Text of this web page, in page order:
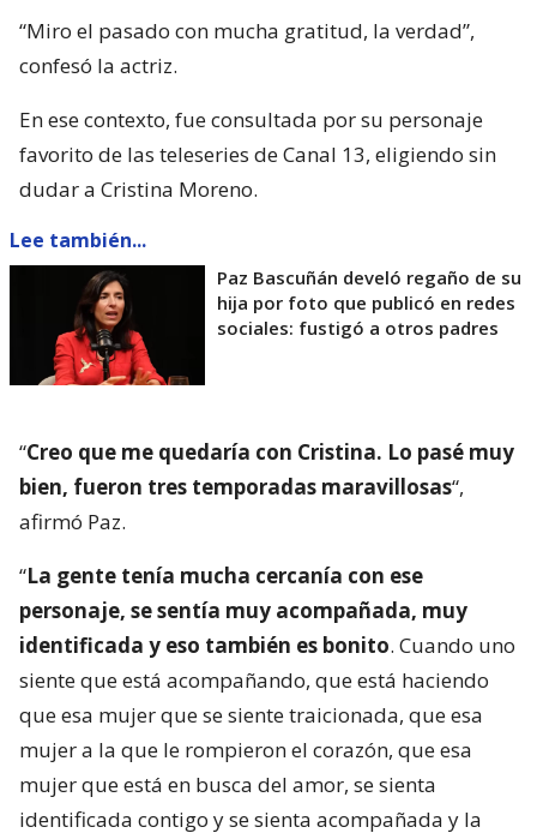
“Miro el pasado con mucha gratitud, la verdad”,
confesó la actriz.
En ese contexto, fue consultada por su personaje
favorito de las teleseries de Canal 13, eligiendo sin
dudar a Cristina Moreno.
Lee también...
Paz Bascuñán develó regaño de su
hija por foto que publicó en redes
sociales: fustigó a otros padres
“Creo que me quedaría con Cristina. Lo pasé muy
bien, fueron tres temporadas maravillosas“,
afirmó Paz.
“La gente tenía mucha cercanía con ese
personaje, se sentía muy acompañada, muy
identificada y eso también es bonito. Cuando uno
siente que está acompañando, que está haciendo
que esa mujer que se siente traicionada, que esa
mujer a la que le rompieron el corazón, que esa
mujer que está en busca del amor, se sienta
identificada contigo y se sienta acompañada y la